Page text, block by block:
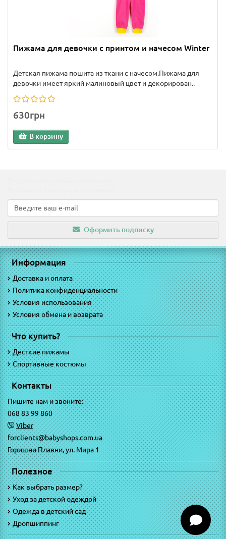
Пижама для девочки с принтом и начесом Winter
Детская пижама пошита из ткани с начесом.Пижама для
девочки имеет яркий малиновый цвет и декорирован..
630грн
В корзину
Оформить подписку
Информация
Доставка и оплата
Политика конфиденциальности
Условия использования
Условия обмена и возврата
Что купить?
Десткие пижамы
Спортивные костюмы
Контакты
Пишите нам и звоните:
068 83 99 860
Viber
forclients@babyshops.com.ua
Горишни Плавни, ул. Мира 1
Полезное
Как выбрать размер?
Уход за детской одеждой
Одежда в детский сад
Дропшиппинг